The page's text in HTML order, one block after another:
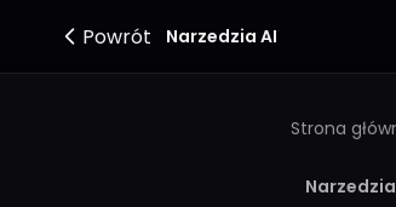
Powrót Narzedzia AI
Strona